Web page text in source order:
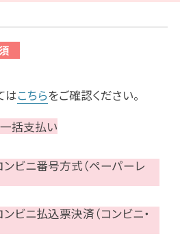
はこちらをご確認ください。
括支払い
ビニ番号方式（ペーパーレ
ビニ払込票決済（コンビニ・